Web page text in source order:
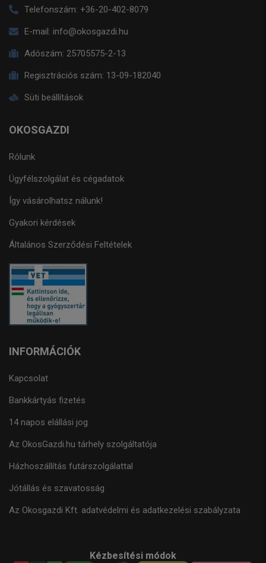
Telefonszám: +36-20-402-8079
E-mail: info@okosgazdi.hu
Adószám: 25705575-2-13
Regisztrációs szám: 13-09-182040
Süti beállítások
OKOSGAZDI
Rólunk
Ügyfélszolgálat és cégadatok
Így vásárolhatsz nálunk!
Gyakori kérdések
Általános Szerződési Feltételek
INFORMÁCIÓK
Kapcsolat
Bankkártyás fizetés
14 napos elállási jog
Az OkosGazdi.hu tárhely szolgáltatója
Házhoszállítás futárszolgálattal
Jótállás és szavatosság
Az Okosgazdi Kft. adatvédelmi és adatkezelési szabályzata
Kézbesítési módok